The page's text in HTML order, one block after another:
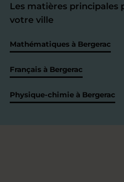
Les matières principales
votre ville
Mathématiques à Bergerac
Français à Bergerac
Physique-chimie à Bergerac